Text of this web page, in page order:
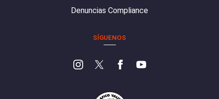
Denuncias Compliance
SÍGUENOS